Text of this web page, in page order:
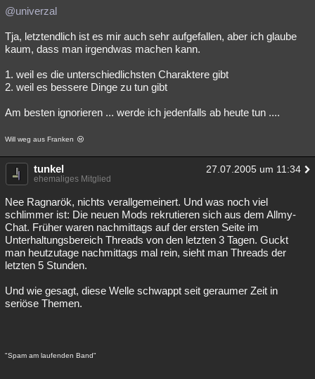
@univerzal
Tja, letztendlich ist es mir auch sehr aufgefallen, aber ich glaube
kaum, dass man irgendwas machen kann.
1. weil es die unterschiedlichsten Charaktere gibt
2. weil es bessere Dinge zu tun gibt
Am besten ignorieren ... werde ich jedenfalls ab heute tun ....
Will weg aus Franken
tunkel 27.07.2005 um 11:34
ehemaliges Mitglied
Nee Ragnarök, nichts verallgemeinert. Und was noch viel
schlimmer ist: Die neuen Mods rekrutieren sich aus dem Allmy-
Chat. Früher waren nachmittags auf der ersten Seite im
Unterhaltungsbereich Threads von den letzten 3 Tagen. Guckt
man heutzutage nachmittags mal rein, sieht man Threads der
letzten 5 Stunden.
Und wie gesagt, diese Welle schwappt seit geraumer Zeit in
seriöse Themen.
"Spam am laufenden Band"